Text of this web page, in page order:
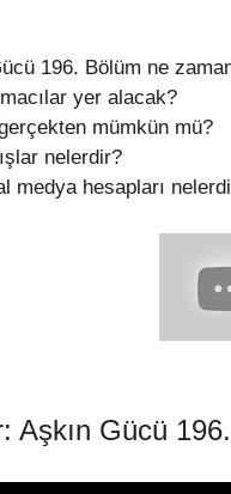
196. Bölüm ne
yer alacak?
mümkün mü?
nelerdir?
medya hesapları
Aşkın Gücü